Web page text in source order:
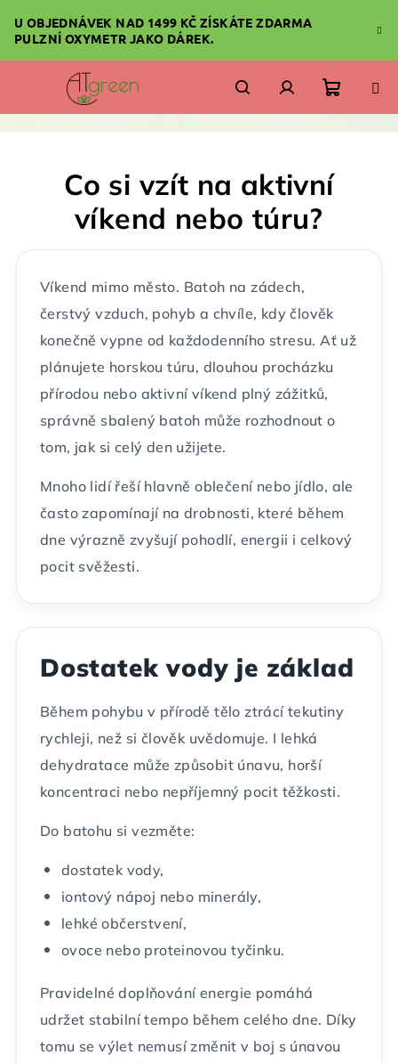
obsah
U OBJEDNÁVEK NAD 1499 KČ ZÍSKÁTE ZDARMA
PULZNÍ OXYMETR JAKO DÁREK.
HledatPřihlášeníNákupní
Co si vzít na aktivní
víkend nebo túru?
Víkend mimo město. Batoh na zádech,
čerstvý vzduch, pohyb a chvíle, kdy člověk
konečně vypne od každodenního stresu. Ať už
plánujete horskou túru, dlouhou procházku
přírodou nebo aktivní víkend plný zážitků,
správně sbalený batoh může rozhodnout o
tom, jak si celý den užijete.
Mnoho lidí řeší hlavně oblečení nebo jídlo, ale
často zapomínají na drobnosti, které během
dne výrazně zvyšují pohodlí, energii i celkový
pocit svěžesti.
Dostatek vody je základ
Během pohybu v přírodě tělo ztrácí tekutiny
rychleji, než si člověk uvědomuje. I lehká
dehydratace může způsobit únavu, horší
koncentraci nebo nepříjemný pocit těžkosti.
Do batohu si vezměte:
dostatek vody,
iontový nápoj nebo minerály,
lehké občerstvení,
ovoce nebo proteinovou tyčinku.
Pravidelné doplňování energie pomáhá
udržet stabilní tempo během celého dne. Díky
tomu se výlet nemusí změnit v boj s únavou